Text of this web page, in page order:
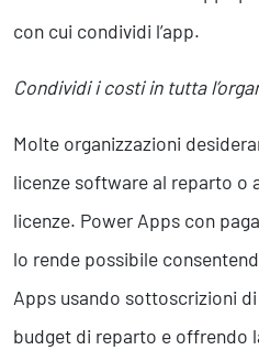
con cui condividi l’app.
Condividi i costi in tutta
Molte organizzazioni
licenze software al reparto o
licenze. Power Apps con
lo rende possibile
Apps usando sottoscrizioni
budget di reparto e offrendo